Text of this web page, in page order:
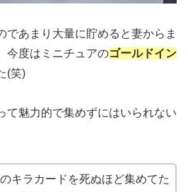
であまり大量に貯めると妻からま
今度はミニチュアのゴールドイン
(笑)
て魅力的で集めずにはいられない
キラカードを死ぬほど集めてた